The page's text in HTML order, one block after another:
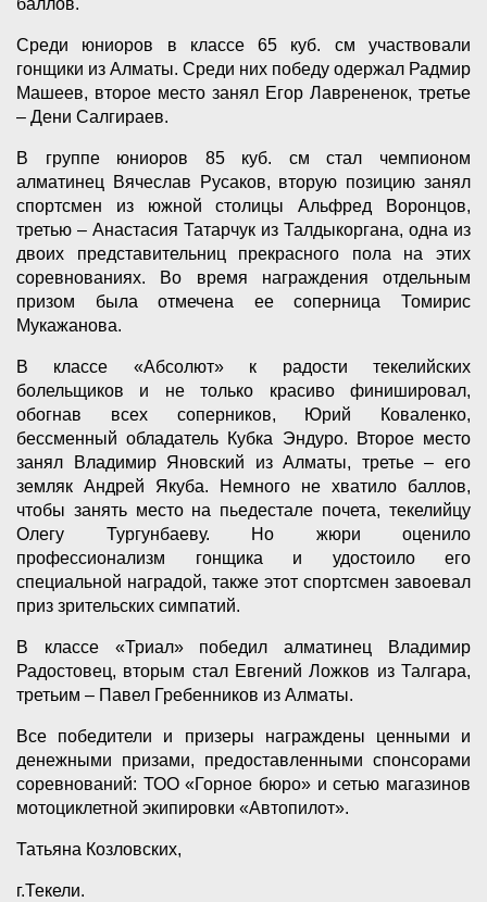
баллов.
Среди юниоров в классе 65 куб. см участвовали
гонщики из Алматы. Среди них победу одержал Радмир
Машеев, второе место занял Егор Лаврененок, третье
– Дени Салгираев.
В группе юниоров 85 куб. см стал чемпионом
алматинец Вячеслав Русаков, вторую позицию занял
спортсмен из южной столицы Альфред Воронцов,
третью – Анастасия Татарчук из Талдыкоргана, одна из
двоих представительниц прекрасного пола на этих
соревнованиях. Во время награждения отдельным
призом была отмечена ее соперница Томирис
Мукажанова.
В классе «Абсолют» к радости текелийских
болельщиков и не только красиво финишировал,
обогнав всех соперников, Юрий Коваленко,
бессменный обладатель Кубка Эндуро. Второе место
занял Владимир Яновский из Алматы, третье – его
земляк Андрей Якуба. Немного не хватило баллов,
чтобы занять место на пьедестале почета, текелийцу
Олегу Тургунбаеву. Но жюри оценило
профессионализм гонщика и удостоило его
специальной наградой, также этот спортсмен завоевал
приз зрительских симпатий.
В классе «Триал» победил алматинец Владимир
Радостовец, вторым стал Евгений Ложков из Талгара,
третьим – Павел Гребенников из Алматы.
Все победители и призеры награждены ценными и
денежными призами, предоставленными спонсорами
соревнований: ТОО «Горное бюро» и сетью магазинов
мотоциклетной экипировки «Автопилот».
Татьяна Козловских,
г.Текели.